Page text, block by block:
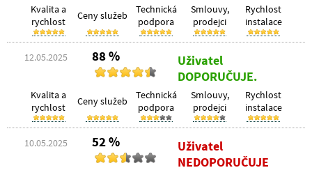
Kvalita a
rychlost
Ceny služeb
Technická
podpora
Smlouvy,
prodejci
Rychlost
instalace
12.05.2025 88 %
Uživatel
DOPORUČUJE.
Kvalita a
rychlost
Ceny služeb
Technická
podpora
Smlouvy,
prodejci
Rychlost
instalace
10.05.2025 52 %
Uživatel
NEDOPORUČUJE